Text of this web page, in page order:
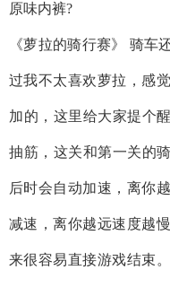
原味内裤?
《萝拉的骑行赛》 骑车
过我不太喜欢萝拉，感
加的，这里给大家提个
抽筋，这关和第一关的
后时会自动加速，离你
减速，离你越远速度越
来很容易直接游戏结束